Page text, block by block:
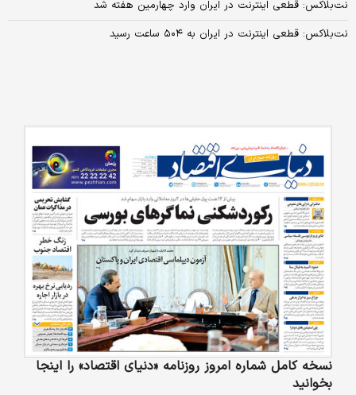
نت‌بلاکس: قطعی اینترنت در ایران وارد چهارمین هفته شد
نت‌بلاکس: قطعی اینترنت در ایران به ۵۰۴ ساعت رسید
نسخه کامل شماره امروز روزنامه «دنیای‌ اقتصاد» را اینجا
بخوانید